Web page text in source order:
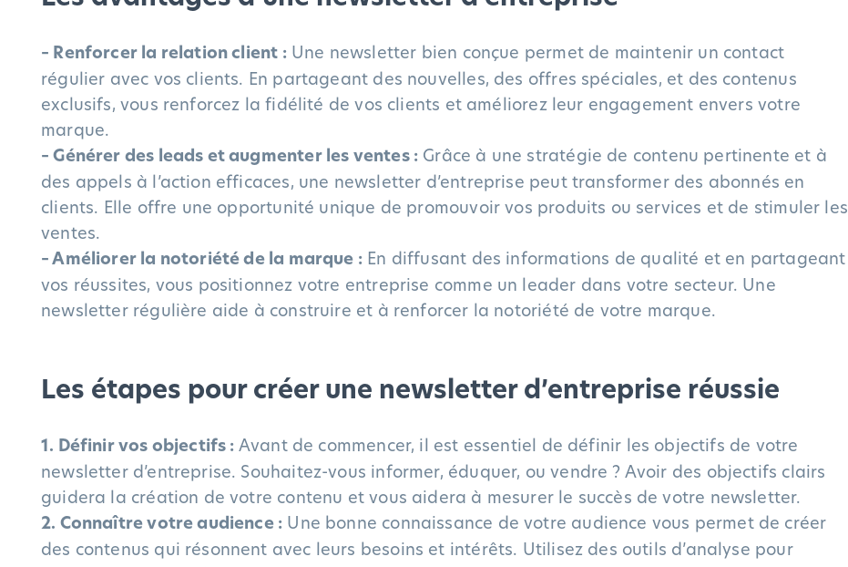
– Renforcer la relation client :Une newsletter bien conçue permet de maintenir un contact
régulier avec vos clients. En partageant des nouvelles, des offres spéciales, et des contenus
exclusifs, vous renforcez la fidélité de vos clients et améliorez leur engagement envers votre
marque.
– Générer des leads et augmenter les ventes : Grâce à une stratégie de contenu pertinente et à
des appels à l’action efficaces, une newsletter d’entreprise peut transformer des abonnés en
clients. Elle offre une opportunité unique de promouvoir vos produits ou services et de stimuler les
ventes.
– Améliorer la notoriété de la marque : En diffusant des informations de qualité et en partageant
vos réussites, vous positionnez votre entreprise comme un leader dans votre secteur. Une
newsletter régulière aide à construire et à renforcer la notoriété de votre marque.
Les étapes pour créer une newsletter d’entreprise réussie
1. Définir vos objectifs : Avant de commencer, il est essentiel de définir les objectifs de votre
newsletter d’entreprise. Souhaitez-vous informer, éduquer, ou vendre ? Avoir des objectifs clairs
guidera la création de votre contenu et vous aidera à mesurer le succès de votre newsletter.
2. Connaître votre audience : Une bonne connaissance de votre audience vous permet de créer
des contenus qui résonnent avec leurs besoins et intérêts. Utilisez des outils d’analyse pour